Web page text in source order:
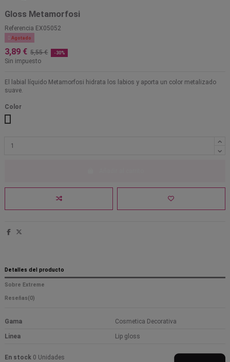
Gloss Metamorfosi
Referencia EX05052
 Agotado
3,89 € 5,55 € -30%
Sin impuesto
El labial líquido Metamorfosi hidrata los labios y aporta un color metalizado
suave.
Color
Detalles del producto
Sobre Extreme
Reseñas(0)
Gama Cosmetica Decorativa
Linea Lip gloss
En stock 0 Unidades